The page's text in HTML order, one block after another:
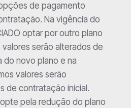
de pagamento
Na vigência do
optar por outro plano
serão alterados de
do novo plano e na
valores serão
de contratação inicial.
opte pela redução do plano